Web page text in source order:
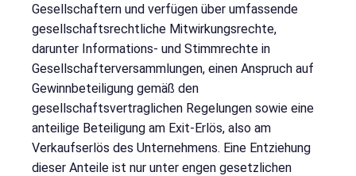
Gesellschaftern und verfügen über umfassende
gesellschaftsrechtliche Mitwirkungsrechte,
darunter Informations- und Stimmrechte in
Gesellschafterversammlungen, einen Anspruch auf
Gewinnbeteiligung gemäß den
gesellschaftsvertraglichen Regelungen sowie eine
anteilige Beteiligung am Exit-Erlös, also am
Verkaufserlös des Unternehmens. Eine Entziehung
dieser Anteile ist nur unter engen gesetzlichen